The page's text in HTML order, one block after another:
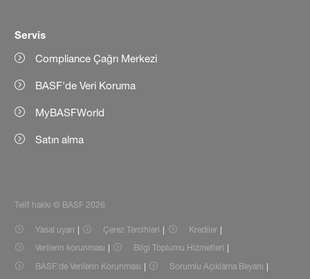
Servis
Compliance Çağrı Merkezi
BASF'de Veri Koruma
MyBASFWorld
Satın alma
Telif hakkı © BASF 2026
Yasal uyarı Çerez Tercihleri
Krediler
Verilerin korunması
Bilgi Toplumu Hizmetleri
BASF'de Verilerin Korunması
Sorumlu Açıklama Beyanı